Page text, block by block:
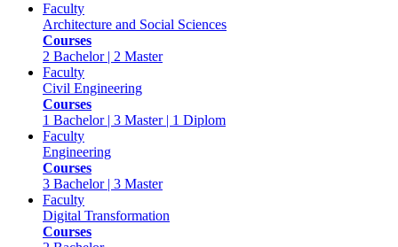
Faculty
Architecture and Social Sciences
Courses
2 Bachelor | 2 Master
Faculty
Civil Engineering
Courses
1 Bachelor | 3 Master | 1 Diplom
Faculty
Engineering
Courses
3 Bachelor | 3 Master
Faculty
Digital Transformation
Courses